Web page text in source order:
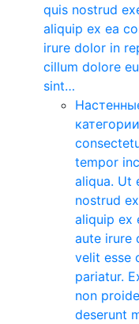
quis nostrud
aliquip ex ea
irure dolor in
cillum dolore
sint…
tempor
aliqua. Ut
nostrud
aliquip ex
aute irure
velit esse
pariatur.
non
deserunt